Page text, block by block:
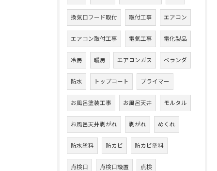
換気口フード取付 取付工事 エアコン
エアコン取付工事 電気工事 電化製品
冷房 暖房 エアコンガス ベランダ
防水 トップコート プライマー
お風呂塗装工事 お風呂天井 モルタル
お風呂天井剥がれ 剥がれ めくれ
防水塗料 防カビ 防カビ塗料
点検口 点検口設置 点検